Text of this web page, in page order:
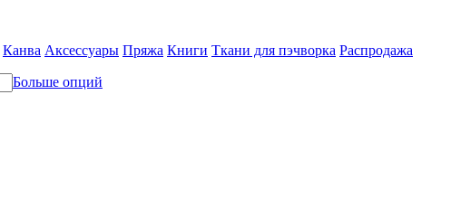
Канва Аксессуары Пряжа Книги Ткани для пэчворка Распродажа
Больше опций